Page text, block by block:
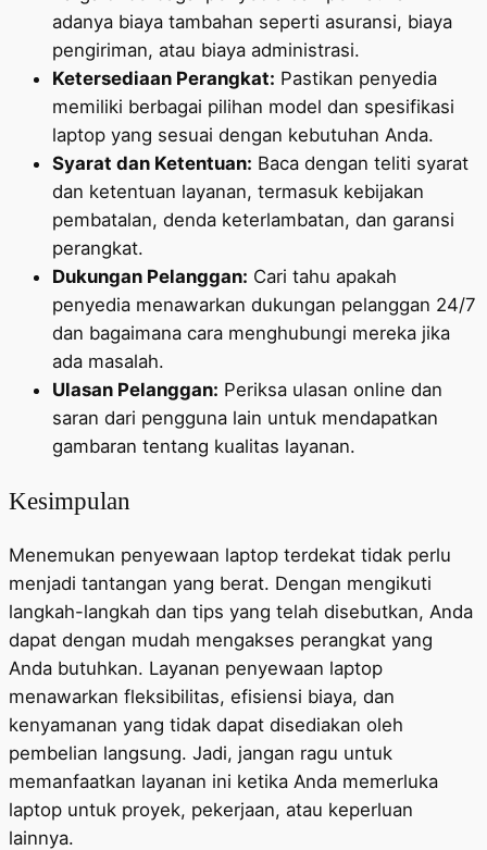
adanya biaya tambahan seperti asuransi, biaya
pengiriman, atau biaya administrasi.
Ketersediaan Perangkat: Pastikan penyedia
memiliki berbagai pilihan model dan spesifikasi
laptop yang sesuai dengan kebutuhan Anda.
Syarat dan Ketentuan: Baca dengan teliti syarat
dan ketentuan layanan, termasuk kebijakan
pembatalan, denda keterlambatan, dan garansi
perangkat.
Dukungan Pelanggan: Cari tahu apakah
penyedia menawarkan dukungan pelanggan 24/7
dan bagaimana cara menghubungi mereka jika
ada masalah.
Ulasan Pelanggan: Periksa ulasan online dan
saran dari pengguna lain untuk mendapatkan
gambaran tentang kualitas layanan.
Kesimpulan
Menemukan penyewaan laptop terdekat tidak perlu
menjadi tantangan yang berat. Dengan mengikuti
langkah-langkah dan tips yang telah disebutkan, Anda
dapat dengan mudah mengakses perangkat yang
Anda butuhkan. Layanan penyewaan laptop
menawarkan fleksibilitas, efisiensi biaya, dan
kenyamanan yang tidak dapat disediakan oleh
pembelian langsung. Jadi, jangan ragu untuk
memanfaatkan layanan ini ketika Anda memerluka
laptop untuk proyek, pekerjaan, atau keperluan
lainnya.